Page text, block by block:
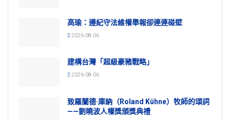
高瑜：遵紀守法維權舉報卻連連碰壁
2026-08-06
建構台灣「超級豪豬戰略」
2026-08-06
致羅蘭德·庫納（Roland Kühne）牧師的頌詞
——劉曉波人權獎頒獎典禮